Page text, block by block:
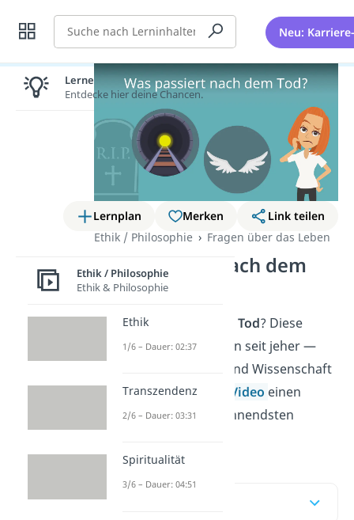
Suche Neu:
Lernplan Merken
Link teilen
Ethik / Philosophie
Fragen über das Leben
Was passiert nach dem
Tod?
Was passiert nach dem Tod? Diese
Frage bewegt Menschen seit jeher —
zwischen Spiritualität und Wissenschaft
findest du hier und im
Video einen
Überblick über die spannendsten
Lernen lohnt sich!
Entdecke hier deine Chancen.
Ethik / Philosophie
Ethik & Philosophie
Ethik
1/6 – Dauer: 02:37
Transzendenz
2/6 – Dauer: 03:31
Spiritualität
3/6 – Dauer: 04:51